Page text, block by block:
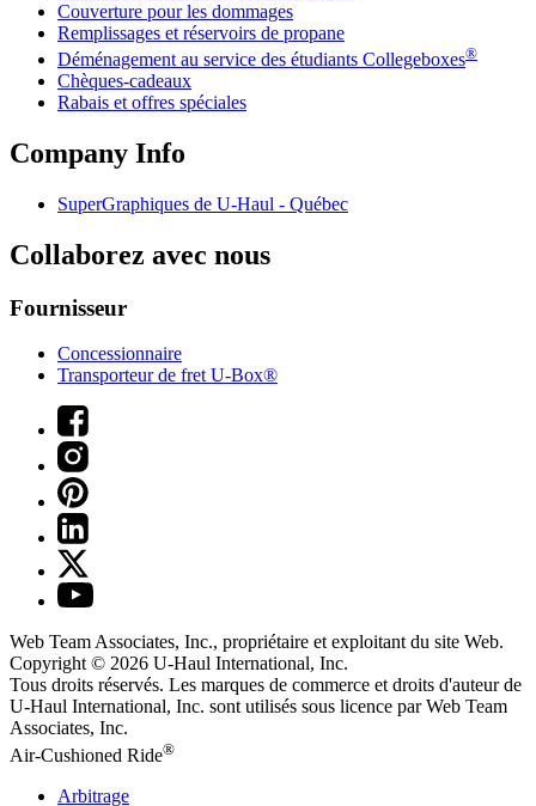
Couverture pour les dommages
Remplissages et réservoirs de propane
Déménagement au service des étudiants Collegeboxes®
Chèques-cadeaux
Rabais et offres spéciales
Company Info
SuperGraphiques de U-Haul - Québec
Collaborez avec nous
Fournisseur
Concessionnaire
Transporteur de fret U-Box®
Web Team Associates, Inc., propriétaire et exploitant du site Web.
Copyright © 2026 U-Haul International, Inc.
Tous droits réservés. Les marques de commerce et droits d'auteur de
U-Haul International, Inc. sont utilisés sous licence par Web Team
Associates, Inc.
Air-Cushioned Ride®
Arbitrage